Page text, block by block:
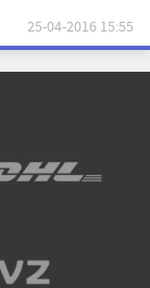
25-04-2016 15:55